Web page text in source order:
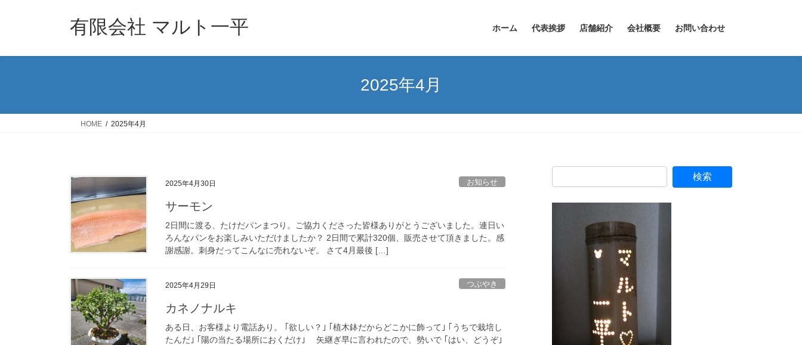
有限会社 マルト一平 ホーム 代表挨拶 店舗紹介 会社概要 お問い合わせ
2025年4月
HOME 2025年4月
2025年4月30日 お知らせ
サーモン
2日間に渡る、たけだパンまつり。ご協力くださった皆様ありがとうございました。連日い
ろんなパンをお楽しみいただけましたか？ 2日間で累計320個、販売させて頂きました。感
謝感謝。刺身だってこんなに売れないぞ。 さて4月最後 […]
2025年4月29日 つぶやき
カネノナルキ
ある日、お客様より電話あり。 ｢欲しい？｣ ｢植木鉢だからどこかに飾って｣ ｢うちで栽培し
たんだ｣ ｢陽の当たる場所におくだけ｣ 矢継ぎ早に言われたので、勢いで ｢はい、どうぞ｣